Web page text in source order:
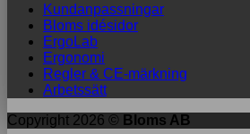
Kundanpassningar
Bloms idésidor
ErgoLab
Ergonomi
Regler & CE-märkning
Arbetssätt
Copyright 2026 © Bloms AB